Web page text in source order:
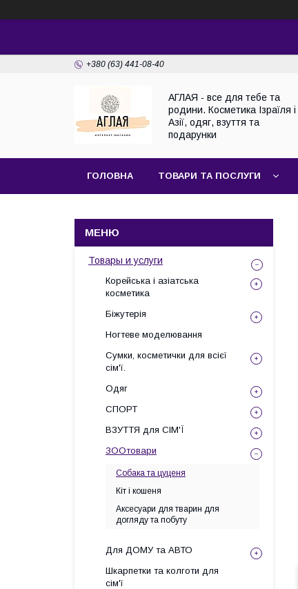
+380 (63) 441-08-40
АГЛАЯ - все для тебе та
родини. Косметика Ізраїля і
Азії, одяг, взуття та
подарунки
ГОЛОВНА ТОВАРИ ТА ПОСЛУГИ
Товары и услуги
Корейська і азіатська
косметика
Біжутерія
Ногтеве моделювання
Сумки, косметички для всієї
сім'ї.
Одяг
СПОРТ
ВЗУТТЯ для СІМ'Ї
ЗООтовари
Собака та цуценя
Кіт і кошеня
Аксесуари для тварин для
догляду та побуту
Для ДОМУ та АВТО
Шкарпетки та колготи для
сім'ї